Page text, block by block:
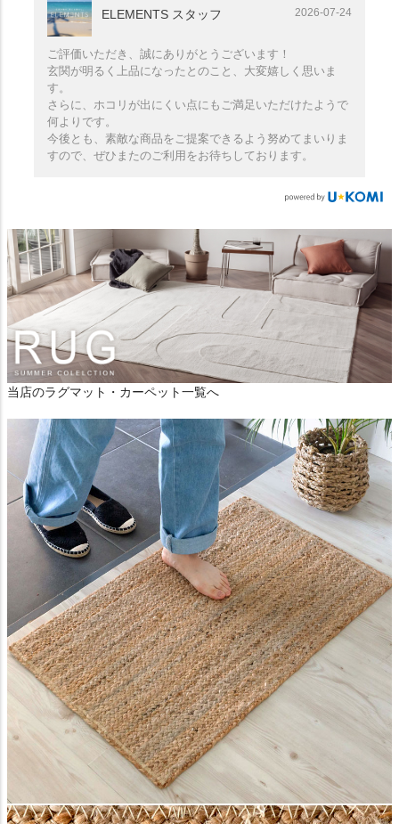
ELEMENTS スタッフ 2026-07-24
ご評価いただき、誠にありがとうございます！
玄関が明るく上品になったとのこと、大変嬉しく思いま
す。
さらに、ホコリが出にくい点にもご満足いただけたようで
何よりです。
今後とも、素敵な商品をご提案できるよう努めてまいりま
すので、ぜひまたのご利用をお待ちしております。
当店のラグマット・カーペット一覧へ